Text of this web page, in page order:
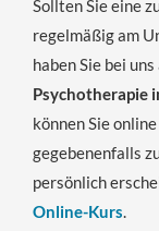
Sollten Sie eine
regelmäßig am
haben Sie bei
Psychotherapie
können Sie
gegebenenfalls
persönlich
Online-Kurs.